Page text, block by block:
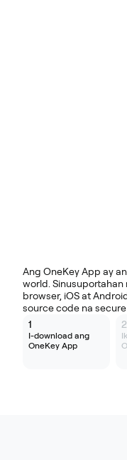
Ang OneKey App ay
world.
browser, iOS at
source code na
1
I-download ang
OneKey App
2